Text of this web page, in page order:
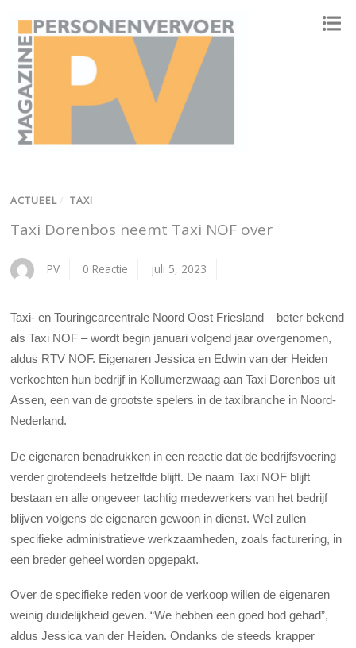
ACTUEEL / TAXI
Taxi Dorenbos neemt Taxi NOF over
PV 0 Reactie juli 5, 2023
Taxi- en Touringcarcentrale Noord Oost Friesland – beter bekend
als Taxi NOF – wordt begin januari volgend jaar overgenomen,
aldus RTV NOF. Eigenaren Jessica en Edwin van der Heiden
verkochten hun bedrijf in Kollumerzwaag aan Taxi Dorenbos uit
Assen, een van de grootste spelers in de taxibranche in Noord-
Nederland.
De eigenaren benadrukken in een reactie dat de bedrijfsvoering
verder grotendeels hetzelfde blijft. De naam Taxi NOF blijft
bestaan en alle ongeveer tachtig medewerkers van het bedrijf
blijven volgens de eigenaren gewoon in dienst. Wel zullen
specifieke administratieve werkzaamheden, zoals facturering, in
een breder geheel worden opgepakt.
Over de specifieke reden voor de verkoop willen de eigenaren
weinig duidelijkheid geven. “We hebben een goed bod gehad”,
aldus Jessica van der Heiden. Ondanks de steeds krapper